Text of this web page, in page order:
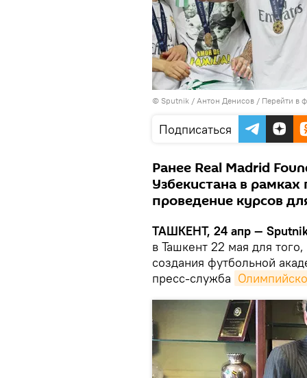
© Sputnik / Антон Денисов / Перейти в
Подписаться
Ранее Real Madrid
Узбекистана в
проведение курсов
ТАШКЕНТ, 24 апр —
в Ташкент 22 мая для
создания футбольной
пресс-служба